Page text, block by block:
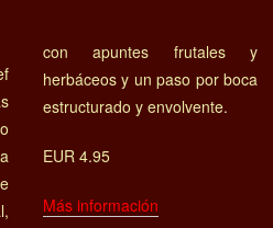
con apuntes frutales y
herbáceos y un paso por boca
estructurado y envolvente.
EUR 4.95
Más información